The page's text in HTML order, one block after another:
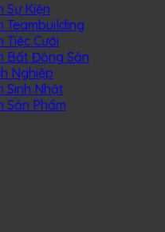
Sự Kiện
Teambuilding
Tiệc Cưới
Bất Động Sản
Nghiệp
Sinh Nhật
Sản Phẩm